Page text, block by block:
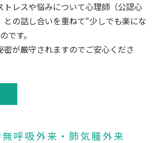
トレスや悩みについて心理師（公認心
との話し合いを重ねて“少しでも楽にな
です。
密が厳守されますのでご安心くださ
呼吸外来・肺気腫外来